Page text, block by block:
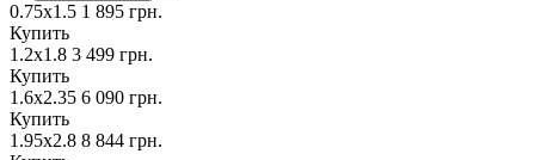
0.75х1.5 1 895 грн.
Купить
1.2х1.8 3 499 грн.
Купить
1.6х2.35 6 090 грн.
Купить
1.95х2.8 8 844 грн.